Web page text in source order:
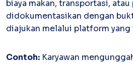
biaya makan, transportasi,
didokumentasikan dengan
diajukan melalui platform
Contoh: Karyawan